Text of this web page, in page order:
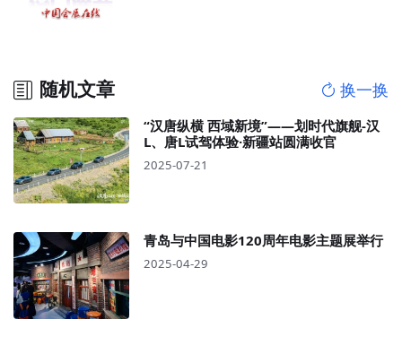
随机文章 换一换
“汉唐纵横 西域新境”——划时代旗舰-汉
L、唐L试驾体验·新疆站圆满收官
2025-07-21
青岛与中国电影120周年电影主题展举行
2025-04-29